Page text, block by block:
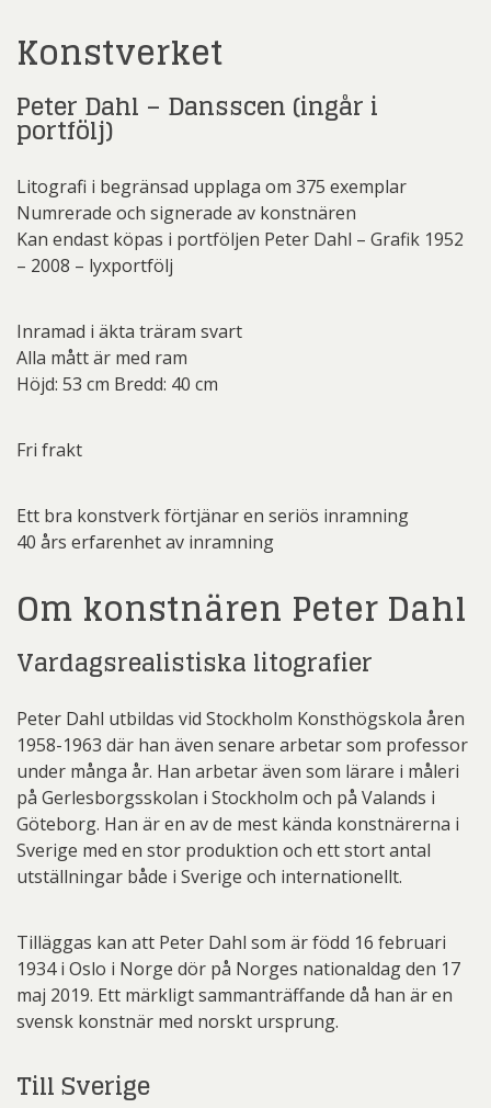
Konstverket
Peter Dahl – Dansscen (ingår i
portfölj)
Litografi i begränsad upplaga om 375 exemplar
Numrerade och signerade av konstnären
Kan endast köpas i portföljen Peter Dahl – Grafik 1952
– 2008 – lyxportfölj
Inramad i äkta träram svart
Alla mått är med ram
Höjd: 53 cm Bredd: 40 cm
Fri frakt
Ett bra konstverk förtjänar en seriös inramning
40 års erfarenhet av inramning
Om konstnären Peter Dahl
Vardagsrealistiska litografier
Peter Dahl utbildas vid Stockholm Konsthögskola åren
1958-1963 där han även senare arbetar som professor
under många år. Han arbetar även som lärare i måleri
på Gerlesborgsskolan i Stockholm och på Valands i
Göteborg. Han är en av de mest kända konstnärerna i
Sverige med en stor produktion och ett stort antal
utställningar både i Sverige och internationellt.
Tilläggas kan att Peter Dahl som är född 16 februari
1934 i Oslo i Norge dör på Norges nationaldag den 17
maj 2019. Ett märkligt sammanträffande då han är en
svensk konstnär med norskt ursprung.
Till Sverige